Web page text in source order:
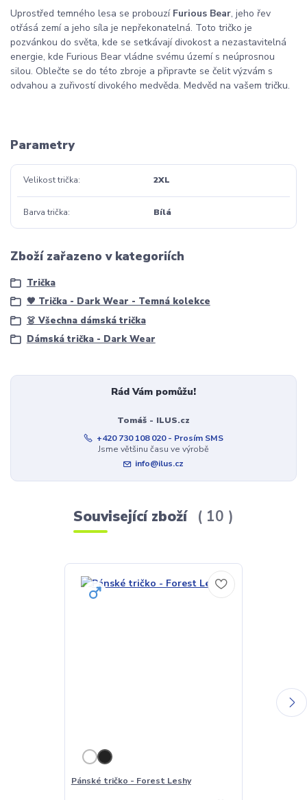
Uprostřed temného lesa se probouzí Furious Bear, jeho řev
otřásá zemí a jeho síla je nepřekonatelná. Toto tričko je
pozvánkou do světa, kde se setkávají divokost a nezastavitelná
energie, kde Furious Bear vládne svému území s neúprosnou
silou. Oblečte se do této zbroje a připravte se čelit výzvám s
odvahou a zuřivostí divokého medvěda. Medvěd na vašem tričku.
Parametry
Velikost trička 2XL
Barva trička Bílá
Zboží zařazeno v kategoriích
Trička
🖤 Trička - Dark Wear - Temná kolekce
👗 Všechna dámská trička
Dámská trička - Dark Wear
Rád Vám pomůžu!
Tomáš - ILUS.cz
+420 730 108 020 - Prosím SMS
Jsme většinu času ve výrobě
info@ilus.cz
Související zboží 10
Pánské tričko - Forest Leshy